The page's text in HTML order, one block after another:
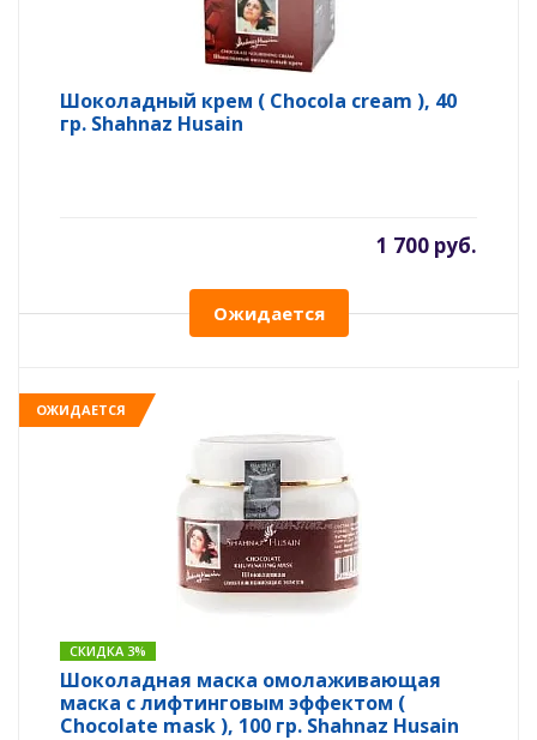
Шоколадный крем ( Chocola cream ), 40
гр. Shahnaz Husain
1 700 руб.
Ожидается
ОЖИДАЕТСЯ
СКИДКА 3%
Шоколадная маска омолаживающая
маска с лифтинговым эффектом (
Chocolate mask ), 100 гр. Shahnaz Husain